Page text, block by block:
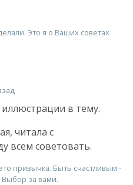
Это я о Ваших советах
в тему.
читала с
всем советовать.
привычка. Быть счастливым -
за вами.